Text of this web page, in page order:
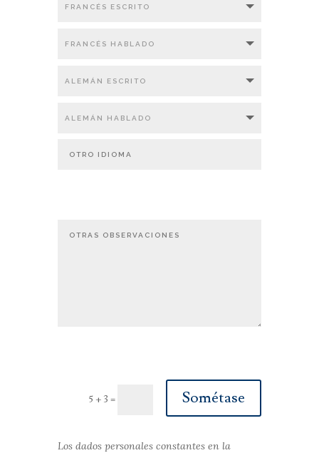
5 + 3 = Sométase
Los dados personales constantes en la